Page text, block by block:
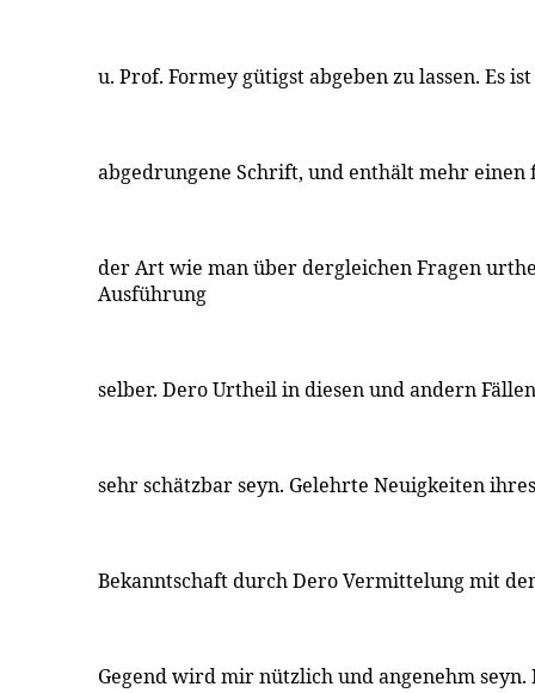
u. Prof. Formey gütigst abgeben zu lassen. Es
abgedrungene Schrift, und enthält mehr
der Art wie man über dergleichen Fragen
Ausführung
selber. Dero Urtheil in diesen und andern
sehr schätzbar seyn. Gelehrte Neuigkeiten
Bekanntschaft durch Dero Vermittelung mit
Gegend wird mir nützlich und angenehm seyn.